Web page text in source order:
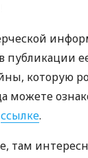
публикации
которую
можете
ссылке.
там